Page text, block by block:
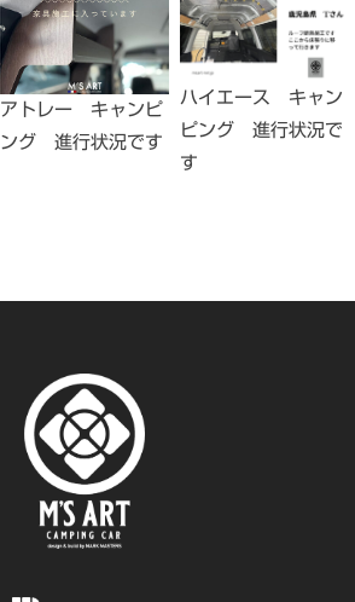
アトレー キャンピ
ング 進行状況です
ハイエース キャン
ピング 進行状況で
す